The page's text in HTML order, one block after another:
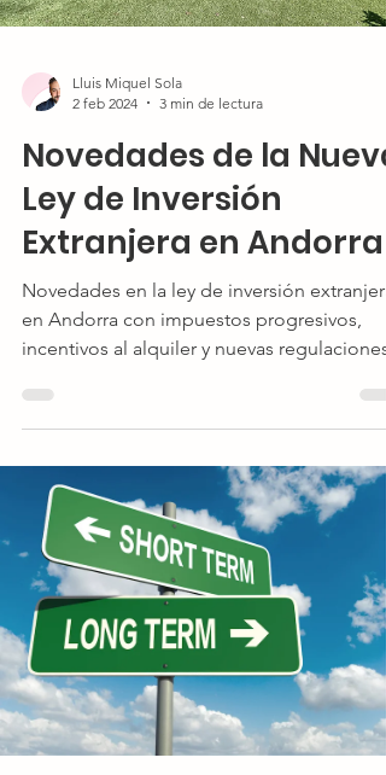
Lluis Miquel Sola
2 feb 2024
3 min de lectura
Novedades de la Nueva
Ley de Inversión
Extranjera en Andorra
Novedades en la ley de inversión extranjera
en Andorra con impuestos progresivos,
incentivos al alquiler y nuevas regulaciones.